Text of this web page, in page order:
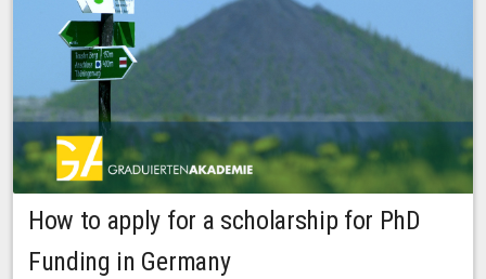
How to apply for a scholarship for PhD
Funding in Germany